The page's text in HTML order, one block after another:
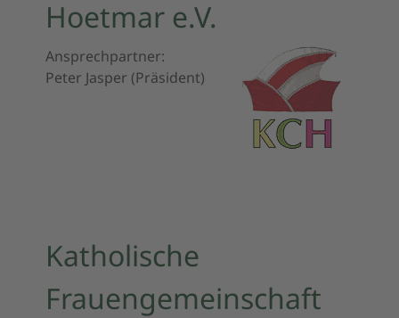
Hoetmar e.V.
Ansprechpartner:
Peter Jasper (Präsident)
Katholische
Frauengemeinschaft